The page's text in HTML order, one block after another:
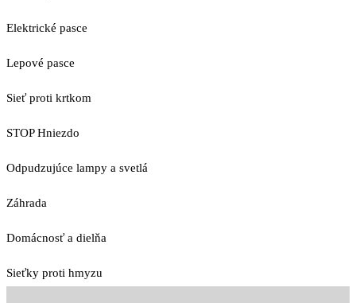
Elektrické pasce
Lepové pasce
Sieť proti krtkom
STOP Hniezdo
Odpudzujúce lampy a svetlá
Záhrada
Domácnosť a dielňa
Sieťky proti hmyzu